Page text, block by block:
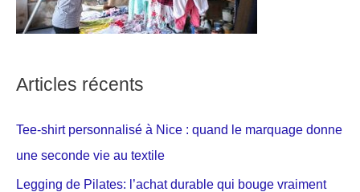
Articles récents
Tee-shirt personnalisé à Nice : quand le marquage donne
une seconde vie au textile
Legging de Pilates: l’achat durable qui bouge vraiment